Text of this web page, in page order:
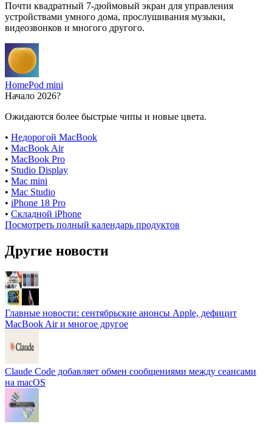
Почти квадратный 7-дюймовый экран для управления
устройствами умного дома, прослушивания музыки,
видеозвонков и многого другого.
HomePod mini
Начало 2026?
Ожидаются более быстрые чипы и новые цвета.
• Недорогой MacBook
• MacBook Air
• MacBook Pro
• Studio Display
• Mac mini
• Mac Studio
• iPhone 18 Pro
• Складной iPhone
Посмотреть полный календарь продуктов
Другие новости
Главные новости: сентябрьские анонсы Apple, дефицит
MacBook Air и многое другое
Claude Code добавляет обмен сообщениями между сеансами
на macOS